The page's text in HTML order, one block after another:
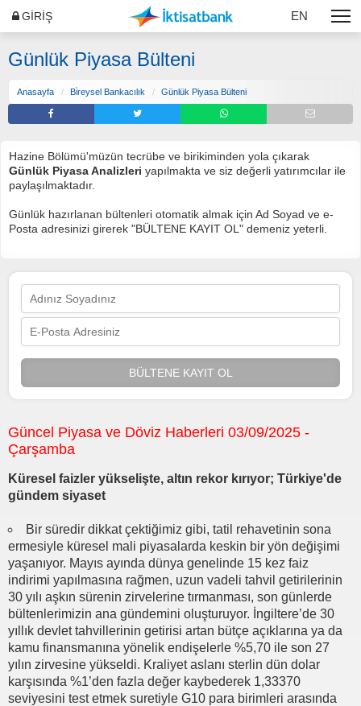
GİRİŞ EN
Günlük Piyasa Bülteni
Anasayfa Bi̇reysel Bankacılık Günlük Piyasa Bülteni
Hazine Bölümü'müzün tecrübe ve birikiminden yola çıkarak
Günlük Piyasa Analizleri yapılmakta ve siz değerli yatırımcılar ile
paylaşılmaktadır.
Günlük hazırlanan bültenleri otomatik almak için Ad Soyad ve e-
Posta adresinizi girerek "BÜLTENE KAYIT OL" demeniz yeterli.
BÜLTENE KAYIT OL
Güncel Piyasa ve Döviz Haberleri 03/09/2025 -
Çarşamba
Küresel faizler yükselişte, altın rekor kırıyor; Türkiye'de
gündem siyaset
Bir süredir dikkat çektiğimiz gibi, tatil rehavetinin sona
ermesiyle küresel mali piyasalarda keskin bir yön değişimi
yaşanıyor. Mayıs ayında dünya genelinde 15 kez faiz
indirimi yapılmasına rağmen, uzun vadeli tahvil getirilerinin
30 yılı aşkın sürenin zirvelerine tırmanması, son günlerde
bültenlerimizin ana gündemini oluşturuyor. İngiltere’de 30
yıllık devlet tahvillerinin getirisi artan bütçe açıklarına ya da
kamu finansmanına yönelik endişelerle %5,70 ile son 27
yılın zirvesine yükseldi. Kraliyet aslanı sterlin dün dolar
karşısında %1’den fazla değer kaybederek 1,33370
seviyesini test etmek suretiyle G10 para birimleri arasında